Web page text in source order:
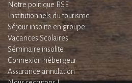
Notre politique RSE
Institutionnels du tourisme
Séjour insolite en groupe
Vacances Scolaires
Séminaire insolite
Connexion hébergeur
Assurance annulation